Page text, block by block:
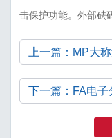
击保护功能。外部砝
上一篇：MP大
下一篇：FA电子